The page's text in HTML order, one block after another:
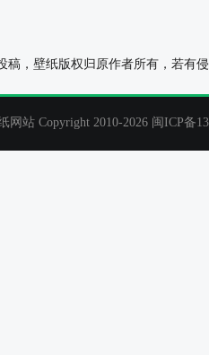
稿，壁纸版权归原作者所有，若
网站 Copyright 2010-2026 闽ICP备